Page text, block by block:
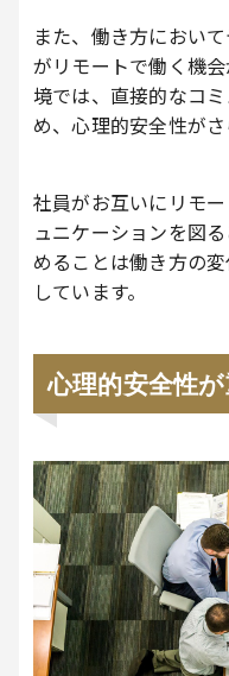
また、働き方におい
がリモートで働く機
境では、直接的なコ
め、心理的安全性がさ
社員がお互いにリモ
ュニケーションを図
めることは働き方の
しています。
心理的安全性